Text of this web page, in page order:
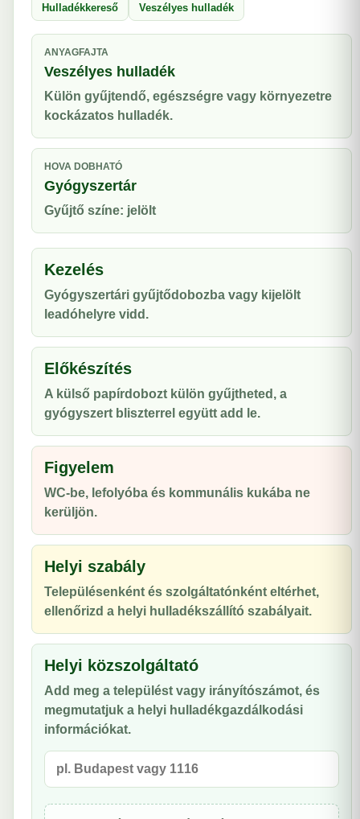
Hulladékkereső Veszélyes hulladék
ANYAGFAJTA
Veszélyes hulladék
Külön gyűjtendő, egészségre vagy környezetre
kockázatos hulladék.
HOVA DOBHATÓ
Gyógyszertár
Gyűjtő színe: jelölt
Kezelés
Gyógyszertári gyűjtődobozba vagy kijelölt
leadóhelyre vidd.
Előkészítés
A külső papírdobozt külön gyűjtheted, a
gyógyszert bliszterrel együtt add le.
Figyelem
WC-be, lefolyóba és kommunális kukába ne
kerüljön.
Helyi szabály
Településenként és szolgáltatónként eltérhet,
ellenőrizd a helyi hulladékszállító szabályait.
Helyi közszolgáltató
Add meg a települést vagy irányítószámot, és
megmutatjuk a helyi hulladékgazdálkodási
információkat.